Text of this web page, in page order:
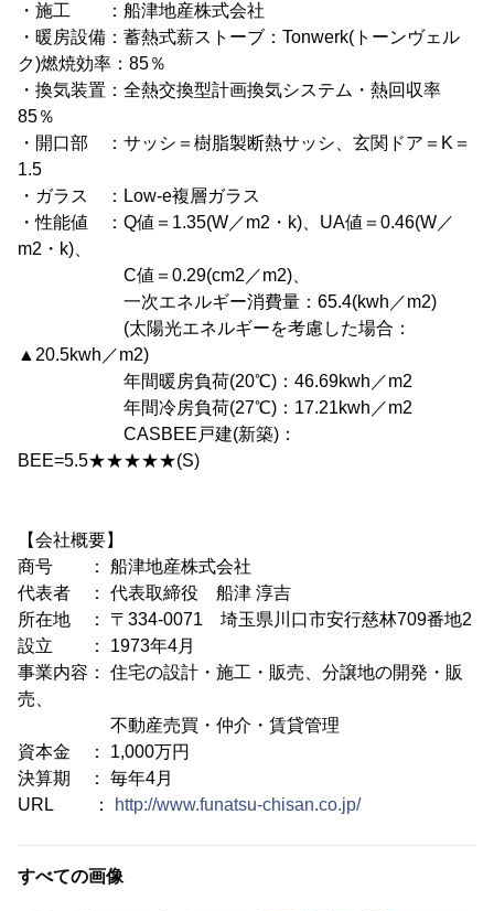
・施工 ：船津地産株式会社
・暖房設備：蓄熱式薪ストーブ：Tonwerk(トーンヴェル
ク)燃焼効率：85％
・換気装置：全熱交換型計画換気システム・熱回収率
85％
・開口部 ：サッシ＝樹脂製断熱サッシ、玄関ドア＝K＝
1.5
・ガラス ：Low-e複層ガラス
・性能値 ：Q値＝1.35(W／m2・k)、UA値＝0.46(W／
m2・k)、
C値＝0.29(cm2／m2)、
一次エネルギー消費量：65.4(kwh／m2)
(太陽光エネルギーを考慮した場合：
▲20.5kwh／m2)
年間暖房負荷(20℃)：46.69kwh／m2
年間冷房負荷(27℃)：17.21kwh／m2
CASBEE戸建(新築)：
BEE=5.5★★★★★(S)
【会社概要】
商号 ： 船津地産株式会社
代表者 ： 代表取締役 船津 淳吉
所在地 ： 〒334-0071 埼玉県川口市安行慈林709番地2
設立 ： 1973年4月
事業内容： 住宅の設計・施工・販売、分譲地の開発・販
売、
不動産売買・仲介・賃貸管理
資本金 ： 1,000万円
決算期 ： 毎年4月
URL ：
http://www.funatsu-chisan.co.jp/
すべての画像